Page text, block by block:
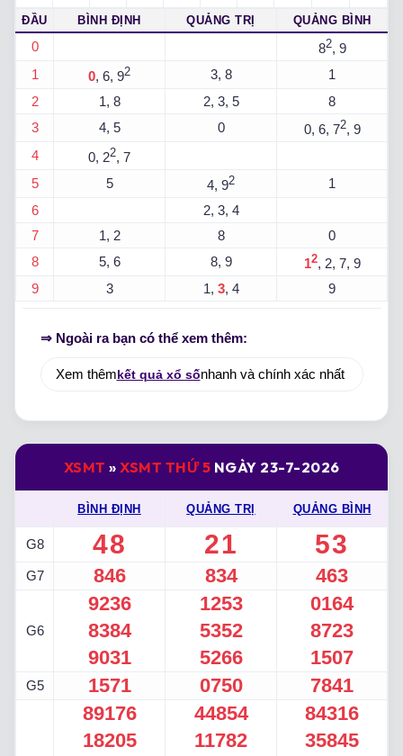
ĐẦU BÌNH ĐỊNH QUẢNG TRỊ QUẢNG BÌNH
0 82, 9
1
0, 6, 92 3, 8
1
2
1, 8 2, 3, 5
8
3
4, 5 0 0, 6, 72, 9
4
0, 22, 7
5
5 4, 92
1
6
2, 3, 4
7
1, 2 8
0
8
5, 6 8, 9 12, 2, 7, 9
9
3 1, 3, 4 9
⇒ Ngoài ra bạn có thể xem thêm:
Xem thêmkết quả xổ sốnhanh và chính xác nhất
XSMT » XSMT THỨ 5 NGÀY 23-7-2026
BÌNH ĐỊNH QUẢNG TRỊ QUẢNG BÌNH
G8 48 21 53
G7 846 834 463
G6
9236
8384
9031
1253
5352
5266
0164
8723
1507
G5 1571 0750
7841
89176
18205
44854
11782
84316
35845